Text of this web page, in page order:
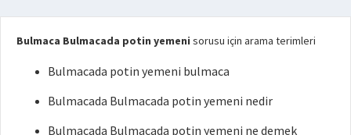
Bulmaca Bulmacada potin yemeni sorusu için arama terimleri
Bulmacada potin yemeni bulmaca
Bulmacada Bulmacada potin yemeni nedir
Bulmacada Bulmacada potin yemeni ne demek